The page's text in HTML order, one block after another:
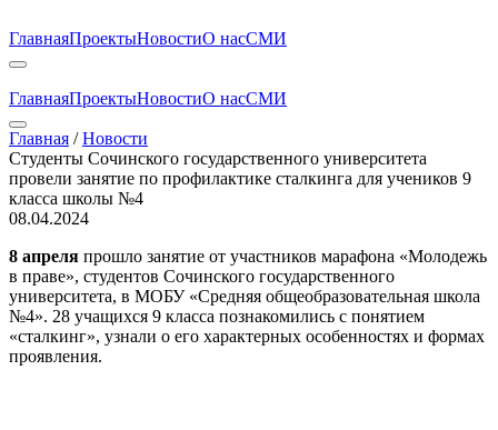
ГлавнаяПроектыНовостиО насСМИ
ГлавнаяПроектыНовостиО насСМИ
Главная /Новости
Студенты Сочинского государственного университета
провели занятие по профилактике сталкинга для учеников 9
класса школы №4
08.04.2024
8 апреля прошло занятие от участников марафона «Молодежь
в праве», студентов Сочинского государственного
университета, в МОБУ «Средняя общеобразовательная школа
№4». 28 учащихся 9 класса познакомились с понятием
«сталкинг», узнали о его характерных особенностях и формах
проявления.